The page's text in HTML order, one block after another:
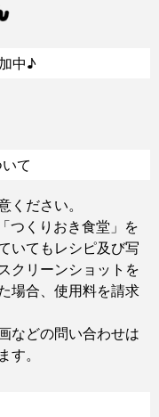
中♪
て
ください。
つくりおき食堂」を
いてもレシピ及び写
クリーンショットを
場合、使用料を請求
などの問い合わせは
す。